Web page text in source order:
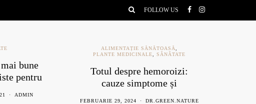
FOLLOW US
bune
pentru
ADMIN
ALIMENTAȚIE SĂNĂTOASĂ
PLANTE MEDICINALE
,SĂNĂTATE
Totul despre hemoroizi:
cauze simptome și
FEBRUARIE 29, 2024 DR.GREEN.NATURE